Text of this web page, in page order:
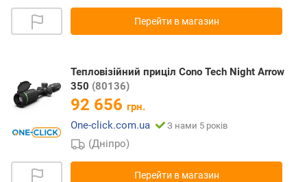
Перейти в магазин
Тепловізійний приціл Cono Tech Night Arrow
350 (80136)
92 656 грн.
One-click.com.ua
З нами 5 років
(Дніпро)
Перейти в магазин